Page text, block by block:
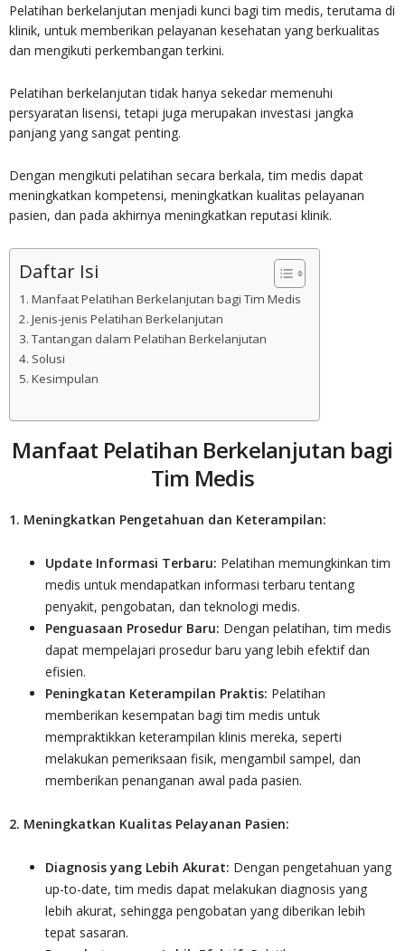
Pelatihan berkelanjutan menjadi kunci bagi tim medis, terutama di
klinik, untuk memberikan pelayanan kesehatan yang berkualitas
dan mengikuti perkembangan terkini.
Pelatihan berkelanjutan tidak hanya sekedar memenuhi
persyaratan lisensi, tetapi juga merupakan investasi jangka
panjang yang sangat penting.
Dengan mengikuti pelatihan secara berkala, tim medis dapat
meningkatkan kompetensi, meningkatkan kualitas pelayanan
pasien, dan pada akhirnya meningkatkan reputasi klinik.
Daftar Isi
Manfaat Pelatihan Berkelanjutan bagi Tim Medis
Jenis-jenis Pelatihan Berkelanjutan
Tantangan dalam Pelatihan Berkelanjutan
Solusi
Kesimpulan
Manfaat Pelatihan Berkelanjutan bagi
Tim Medis
1. Meningkatkan Pengetahuan dan Keterampilan:
Update Informasi Terbaru: Pelatihan memungkinkan tim
medis untuk mendapatkan informasi terbaru tentang
penyakit, pengobatan, dan teknologi medis.
Penguasaan Prosedur Baru: Dengan pelatihan, tim medis
dapat mempelajari prosedur baru yang lebih efektif dan
efisien.
Peningkatan Keterampilan Praktis: Pelatihan
memberikan kesempatan bagi tim medis untuk
mempraktikkan keterampilan klinis mereka, seperti
melakukan pemeriksaan fisik, mengambil sampel, dan
memberikan penanganan awal pada pasien.
2. Meningkatkan Kualitas Pelayanan Pasien:
Diagnosis yang Lebih Akurat: Dengan pengetahuan yang
up-to-date, tim medis dapat melakukan diagnosis yang
lebih akurat, sehingga pengobatan yang diberikan lebih
tepat sasaran.